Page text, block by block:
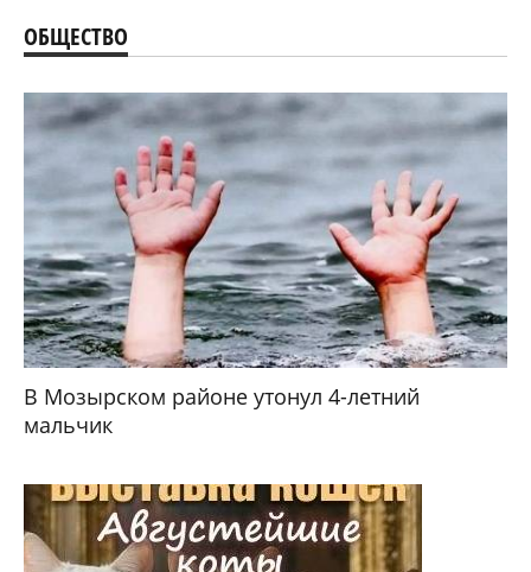
ОБЩЕСТВО
В Мозырском районе утонул 4-летний
мальчик